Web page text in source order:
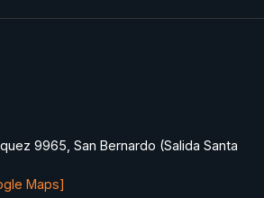
9965, San Bernardo (Salida Santa
Maps]